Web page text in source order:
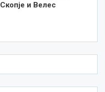
Скопје и Велес